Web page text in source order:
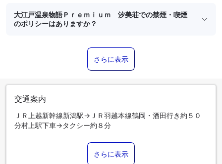
大江戸温泉物語Ｐｒｅｍｉｕｍ 汐美荘での禁煙・喫煙
のポリシーはありますか？
さらに表示
交通案内
ＪＲ上越新幹線新潟駅→ＪＲ羽越本線鶴岡・酒田行き約５０
分村上駅下車→タクシー約８分
さらに表示